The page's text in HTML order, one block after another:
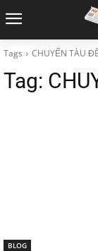
Tags CHUYẾN TÀU
Tag:
BLOG